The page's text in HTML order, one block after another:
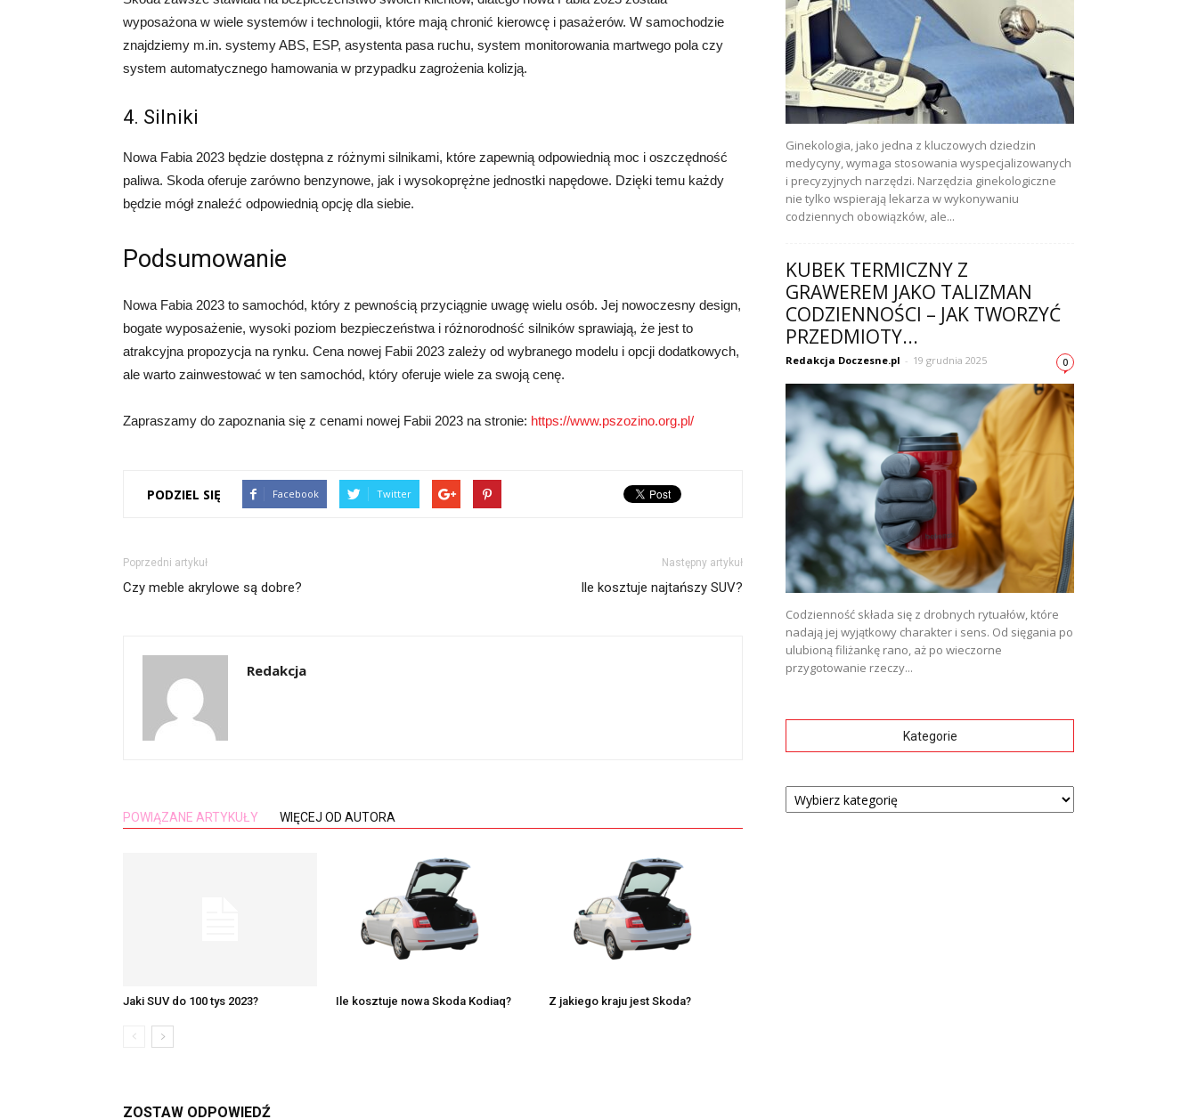
wyposażona w wiele systemów i technologii, które mają chronić kierowcę i pasażerów. W samochodzie
znajdziemy m.in. systemy ABS, ESP, asystenta pasa ruchu, system monitorowania martwego pola czy
system automatycznego hamowania w przypadku zagrożenia kolizją.
4. Silniki
Nowa Fabia 2023 będzie dostępna z różnymi silnikami, które zapewnią odpowiednią moc i oszczędność
paliwa. Skoda oferuje zarówno benzynowe, jak i wysokoprężne jednostki napędowe. Dzięki temu każdy
będzie mógł znaleźć odpowiednią opcję dla siebie.
Podsumowanie
Nowa Fabia 2023 to samochód, który z pewnością przyciągnie uwagę wielu osób. Jej nowoczesny design,
bogate wyposażenie, wysoki poziom bezpieczeństwa i różnorodność silników sprawiają, że jest to
atrakcyjna propozycja na rynku. Cena nowej Fabii 2023 zależy od wybranego modelu i opcji dodatkowych,
ale warto zainwestować w ten samochód, który oferuje wiele za swoją cenę.
Zapraszamy do zapoznania się z cenami nowej Fabii 2023 na stronie: https://www.pszozino.org.pl/
PODZIEL SIĘ Facebook Twitter
Poprzedni artykuł
Czy meble akrylowe są dobre?
Następny artykuł
Ile kosztuje najtańszy SUV?
Redakcja
POWIĄZANE ARTYKUŁY WIĘCEJ OD AUTORA
Jaki SUV do 100 tys 2023? Ile kosztuje nowa Skoda Kodiaq? Z jakiego kraju jest Skoda?
ZOSTAW ODPOWIEDŹ
Ginekologia, jako jedna z kluczowych dziedzin
medycyny, wymaga stosowania wyspecjalizowanych
i precyzyjnych narzędzi. Narzędzia ginekologiczne
nie tylko wspierają lekarza w wykonywaniu
codziennych obowiązków, ale...
KUBEK TERMICZNY Z
GRAWEREM JAKO TALIZMAN
CODZIENNOŚCI – JAK TWORZYĆ
PRZEDMIOTY...
Redakcja Doczesne.pl - 19 grudnia 2025 0
Codzienność składa się z drobnych rytuałów, które
nadają jej wyjątkowy charakter i sens. Od sięgania po
ulubioną filiżankę rano, aż po wieczorne
przygotowanie rzeczy...
Kategorie
Kategorie